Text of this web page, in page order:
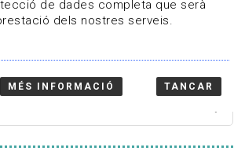
de dades completa que serà
dels nostres serveis.
MÉS INFORMACIÓ TANCAR